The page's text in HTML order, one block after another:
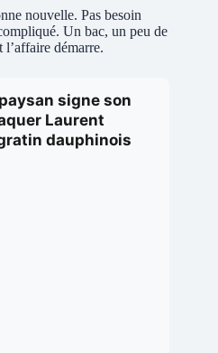
nouvelle. Pas besoin
Un bac, un peu de
l’affaire démarre.
signe son
Laurent
dauphinois